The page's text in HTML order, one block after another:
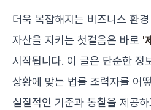
더욱 복잡해지는 비즈니스 환
자산을 지키는 첫걸음은 바로 '
시작됩니다. 이 글은 단순한 정
상황에 맞는 법률 조력자를 어
실질적인 기준과 통찰을 제공